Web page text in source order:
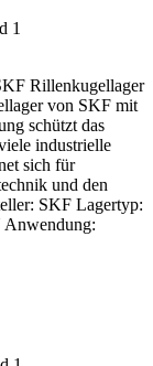
Rillenkugellager
von SKF mit
schützt das
industrielle
sich für
und den
SKF Lagertyp: